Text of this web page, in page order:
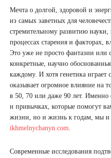
Мечта о долгой, здоровой и
из самых заветных для
стремительному развитию
процессах старения и факторах,
Это уже не просто фантазии или
конкретные, научно
каждому. И хотя генетика
оказывает огромное влияние на
в 50, 70 или даже 90 лет. Именно
и привычках, которые помогут
жизни, но и жизнь к годам, мы и
ikhmelnychanyn.com.
Современные исследования